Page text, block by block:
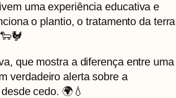
uma experiência educativa e
o plantio, o tratamento da terra
que mostra a diferença entre uma
verdadeiro alerta sobre a
cedo. 🌍💧